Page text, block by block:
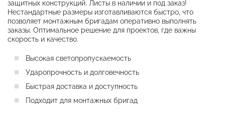
защитных конструкций. Листы в наличии и под заказ!
Нестандартные размеры изготавливаются быстро, что
позволяет монтажным бригадам оперативно выполнять
заказы. Оптимальное решение для проектов, где важны
скорость и качество.
Высокая светопропускаемость
Ударопрочность и долговечность
Быстрая доставка и доступность
Подходит для монтажных бригад